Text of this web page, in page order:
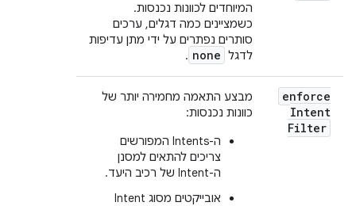
המיוחדים לכוונות נכנסות.
כשמציינים כמה דגלים, ערכים
סותרים נפתרים על ידי מתן עדיפות
לדגל none
.
enforce
Intent
Filter
מבצע התאמה מחמירה יותר של
כוונות נכנסות:
ה-Intents המפורשים
צריכים להתאים למסנן
ה-Intent של רכיב היעד.
אובייקטים מסוג Intent